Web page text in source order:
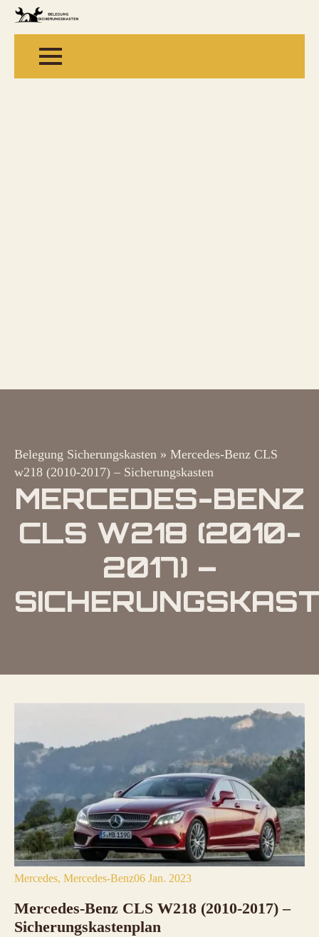
Belegung Sicherungskasten » Mercedes-Benz CLS
w218 (2010-2017) – Sicherungskasten
MERCEDES-BENZ
CLS W218 (2010-
2017) –
Mercedes Mercedes-Benz06 Jan. 2023
Mercedes-Benz CLS W218 (2010-2017) –
Sicherungskastenplan